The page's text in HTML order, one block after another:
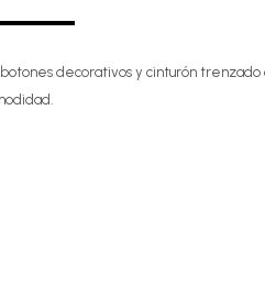
decorativos y cinturón trenzado